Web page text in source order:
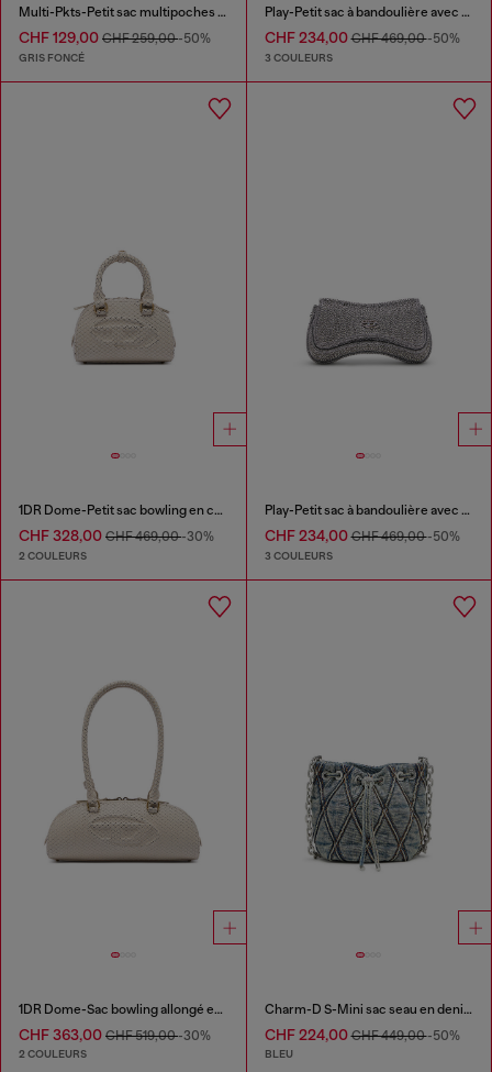
Multi-Pkts-Petit sac multipoches en denim délavé
CHF 129,00 CHF 259,00-50%
GRIS FONCÉ
Play-Petit sac à bandoulière avec cristaux
CHF 234,00CHF 469,00-50%
3 COULEURS
1DR Dome-Petit sac bowling en cuir effet serpent
CHF 328,00 CHF 469,00-30%
2 COULEURS
Play-Petit sac à bandoulière avec cristaux
CHF 234,00CHF 469,00-50%
3 COULEURS
1DR Dome-Sac bowling allongé en cuir effet serpent
CHF 363,00 CHF 519,00-30%
2 COULEURS
Charm-D S-Mini sac seau en denim matelassé à motif losange
CHF 224,00CHF 449,00-50%
BLEU